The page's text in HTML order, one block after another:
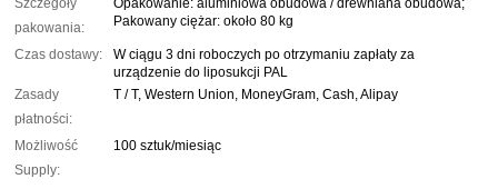
Szczegóły
pakowania:
Opakowanie: aluminiowa obudowa / drewniana obudowa;
Pakowany ciężar: około 80 kg
Czas dostawy:
W ciągu 3 dni roboczych po otrzymaniu zapłaty za
urządzenie do liposukcji PAL
Zasady
płatności:
T / T, Western Union, MoneyGram, Cash, Alipay
Możliwość
Supply:
100 sztuk/miesiąc